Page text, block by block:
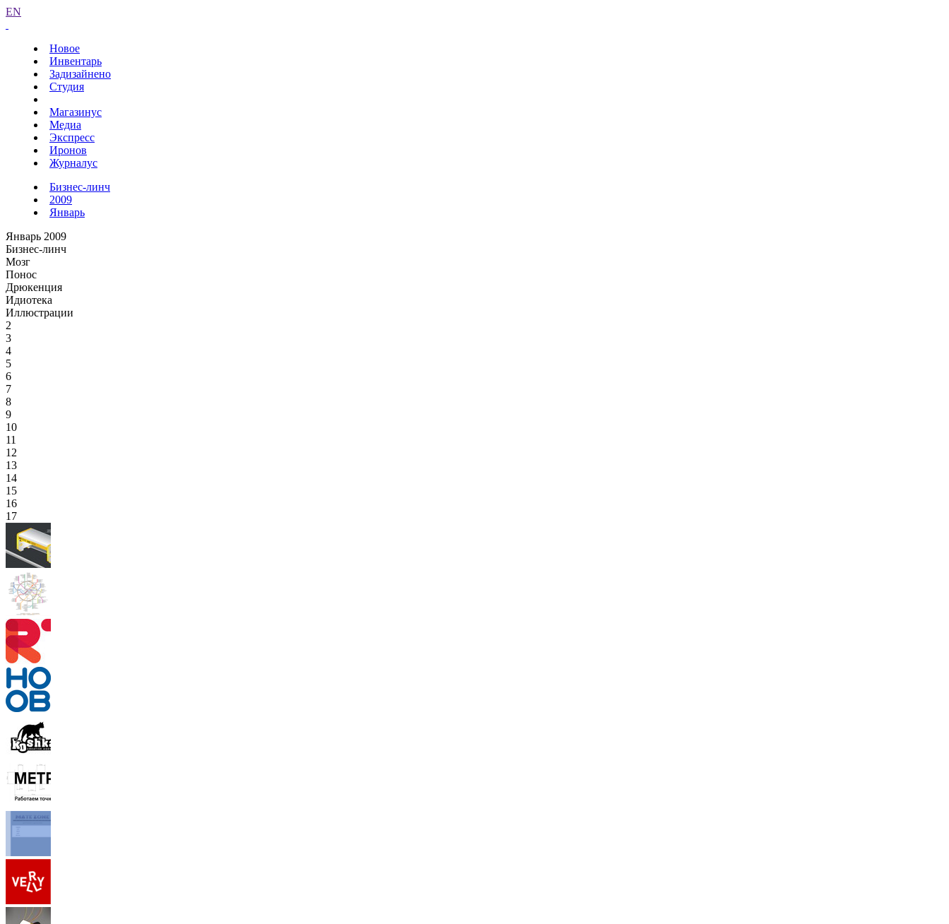
EN
Новое
Инвентарь
Задизайнено
Студия
Магазинус
Медиа
Экспресс
Иронов
Журналус
Бизнес-линч
2009
Январь
Январь 2009
Бизнес-линч
Мозг
Понос
Дрюкенция
Идиотека
Иллюстрации
2
3
4
5
6
7
8
9
10
11
12
13
14
15
16
17